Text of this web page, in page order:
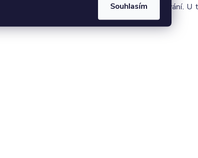
Souhlasím
designem a vysokou kvalitou zpracování. U